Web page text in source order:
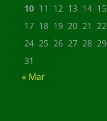
10 11 12 13 14 15
17 18 19 20 21 22
24 25 26 27 28 29
31
« Mar